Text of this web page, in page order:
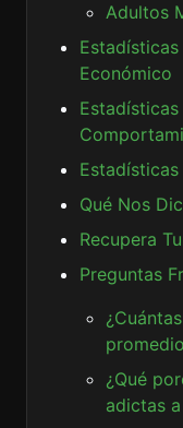
Adultos
Económico
Qué Nos
Recupera
Preguntas
¿Qué
adictas